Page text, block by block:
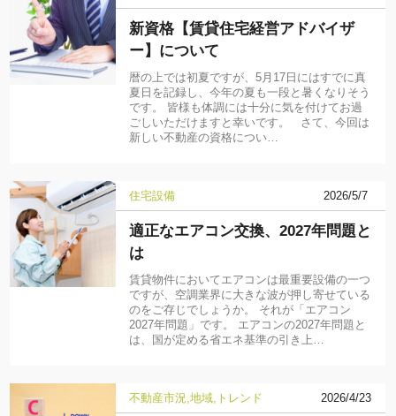
新資格【賃貸住宅経営アドバイザ
ー】について
暦の上では初夏ですが、5月17日にはすでに真
夏日を記録し、今年の夏も一段と暑くなりそう
です。 皆様も体調には十分に気を付けてお過
ごしいただけますと幸いです。 さて、今回は
新しい不動産の資格につい…
住宅設備 2026/5/7
適正なエアコン交換、2027年問題と
は
賃貸物件においてエアコンは最重要設備の一つ
ですが、空調業界に大きな波が押し寄せている
のをご存じでしょうか。 それが「エアコン
2027年問題」です。 エアコンの2027年問題と
は、国が定める省エネ基準の引き上…
不動産市況 地域 トレンド 2026/4/23